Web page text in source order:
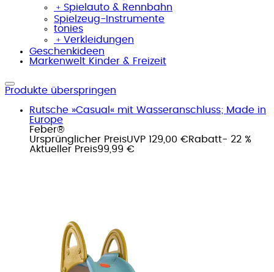
﹢ Spielauto & Rennbahn
Spielzeug-Instrumente
tonies
﹢ Verkleidungen
Geschenkideen
Markenwelt Kinder & Freizeit
Produkte überspringen
Rutsche »Casual« mit Wasseranschluss; Made in
Europe
Feber®
Ursprünglicher PreisUVP 129,00 €Rabatt- 22 %
Aktueller Preis99,99 €